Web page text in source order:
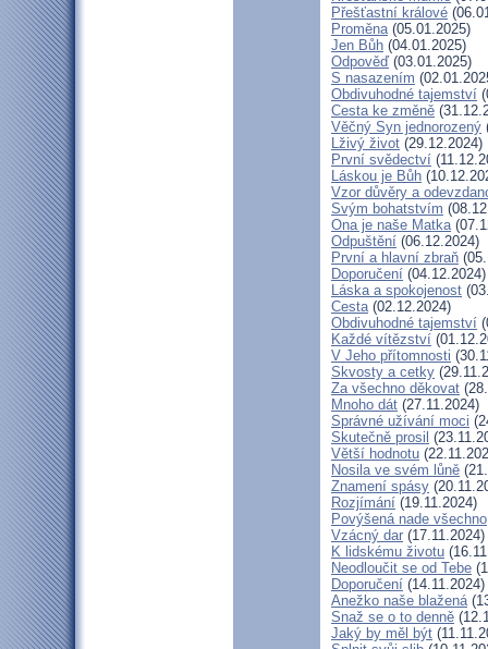
Přešťastní králové
Proměna(05.01.2025)
Jen Bůh (04.01.2025)
Odpověď (03.01.2025)
S nasazením
Obdivuhodné tajemství
Cesta ke změně
Věčný Syn jednorozený
Lživý život (29.12.2024)
První svědectví
Láskou je Bůh
Vzor důvěry a
Svým bohatstvím
Ona je naše Matka
Odpuštění (06.12.2024)
První a hlavní zbraň
Doporučení (04.12.2024)
Láska a spokojenost
Cesta(02.12.2024)
Obdivuhodné tajemství
Každé vítězství
V Jeho přítomnosti
Skvosty a cetky
Za všechno děkovat
Mnoho dát (27.11.2024)
Správné užívání moci
Skutečně prosil
Větší hodnotu
Nosila ve svém lůně
Znamení spásy
Rozjímání (19.11.2024)
Povýšená nade všechno
Vzácný dar (17.11.2024)
K lidskému životu
Neodloučit se od Tebe
Doporučení (14.11.2024)
Anežko naše blažená
Snaž se o to denně
Jaký by měl být